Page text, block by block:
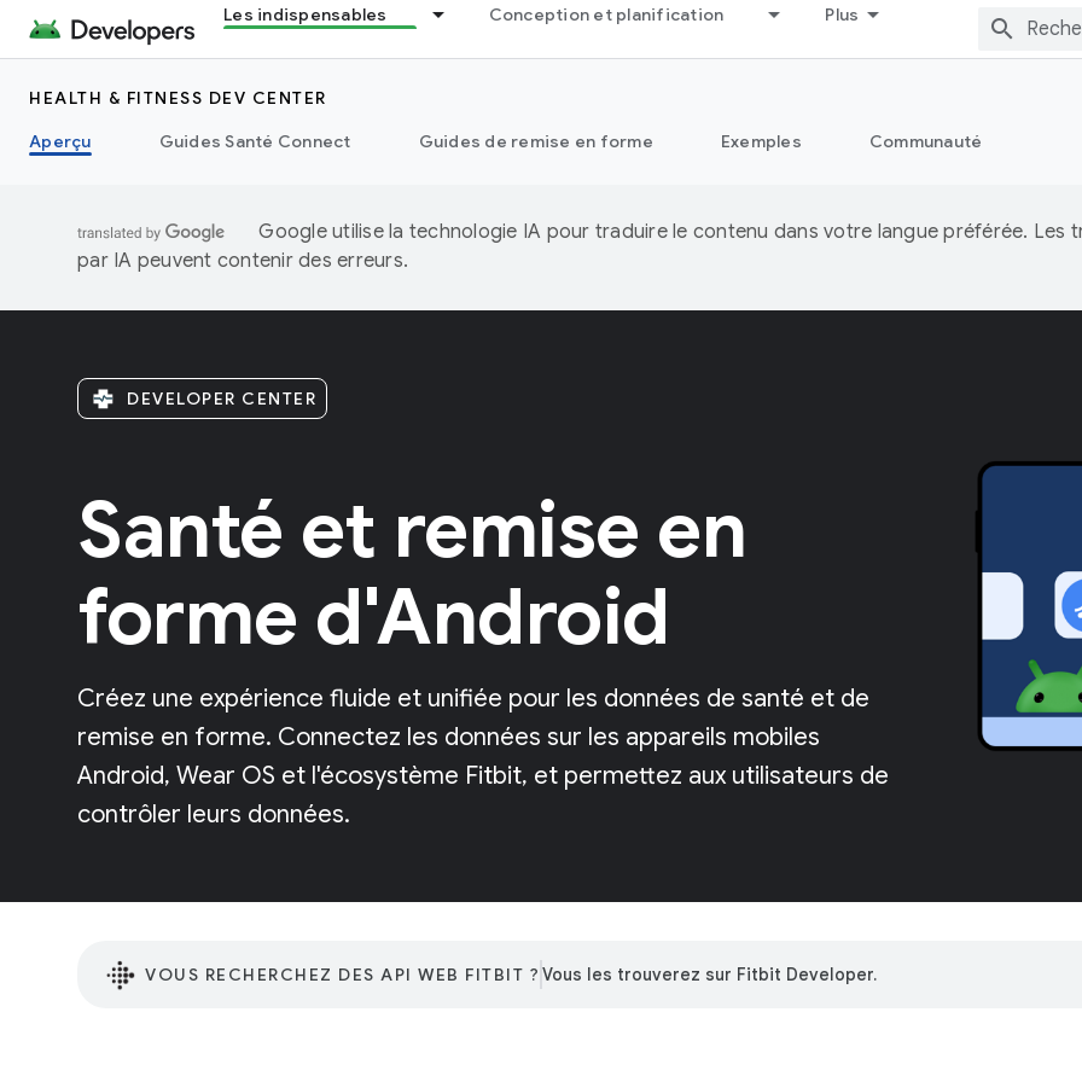
Les indispensables Conception et planification Plus
HEALTH & FITNESS DEV CENTER
Aperçu
Guides Santé Connect Guides de remise en forme Exemples Communauté
Google utilise la technologie IA pour traduire le contenu dans votre langue préférée. Les
par IA peuvent contenir des erreurs.
DEVELOPER CENTER
Santé et remise en
forme d'Android
Créez une expérience fluide et unifiée pour les données de santé et de
remise en forme. Connectez les données sur les appareils mobiles
Android, Wear OS et l'écosystème Fitbit, et permettez aux utilisateurs de
contrôler leurs données.
VOUS RECHERCHEZ DES API WEB FITBIT ? Vous les trouverez sur Fitbit Developer.